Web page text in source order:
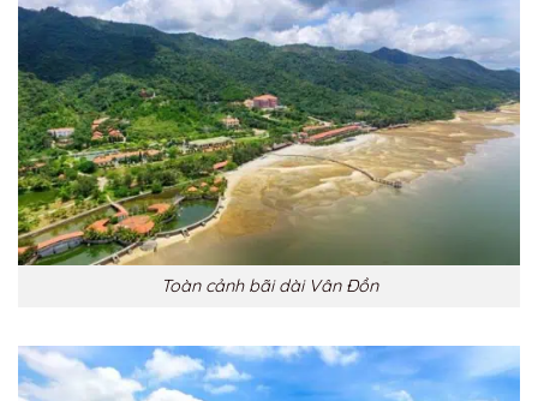
Toàn cảnh bãi dài Vân Đồn